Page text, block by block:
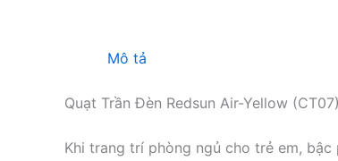
Mô tả
Quạt Trần Đèn Redsun Air-Yellow
Khi trang trí phòng ngủ cho trẻ em,